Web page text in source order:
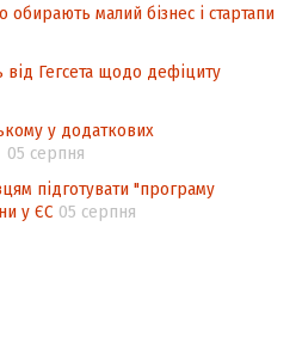
малий бізнес і стартапи
від Гегсета щодо дефіциту
у додаткових
05 серпня
підготувати "програму
у ЄС 05 серпня